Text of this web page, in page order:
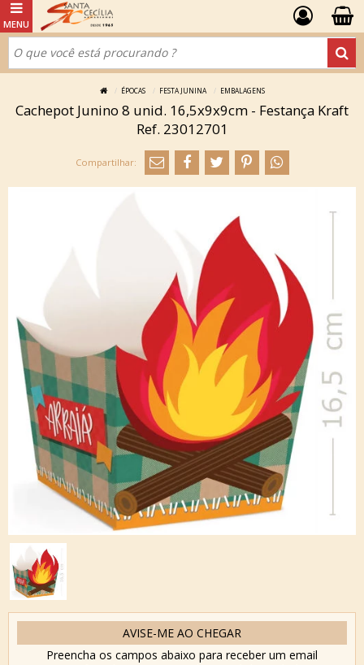
ÉPOCAS FESTA JUNINA EMBALAGENS
Cachepot Junino 8 unid. 16,5x9x9cm - Festança Kraft
Ref. 23012701
AVISE-ME AO CHEGAR
Preencha os campos abaixo para receber um email